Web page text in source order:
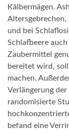
Kälbermägen.
Altersgebrechen,
und bei
Schlafbeere
Zaubermittel
bereitet wird,
machen.
Verlängerung
randomisierte
befand eine